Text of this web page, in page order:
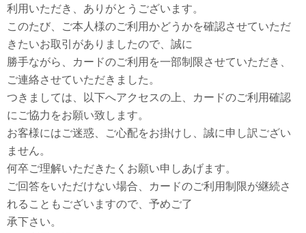
利用いただき、ありがとうございます。
このたび、ご本人様のご利用かどうかを確認させていただ
きたいお取引がありましたので、誠に
勝手ながら、カードのご利用を一部制限させていただき、
ご連絡させていただきました。
つきましては、以下へアクセスの上、カードのご利用確認
にご協力をお願い致します。
お客様にはご迷惑、ご心配をお掛けし、誠に申し訳ござい
ません。
何卒ご理解いただきたくお願い申しあげます。
ご回答をいただけない場合、カードのご利用制限が継続さ
れることもございますので、予めご了
承下さい。